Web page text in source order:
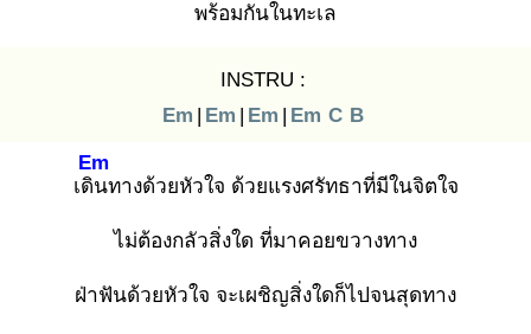
พร้อมกันในทะเล
INSTRU :
Em | Em | Em | Em C B
เดิน
Em
ทางด้วยหัวใจ ด้วยแรงศรัทธาที่มีในจิตใจ
ไม่ต้องกลัวสิ่งใด ที่มาคอยขวางทาง
ฝ่าฟันด้วยหัวใจ จะเผชิญสิ่งใดก็ไปจนสุดทาง